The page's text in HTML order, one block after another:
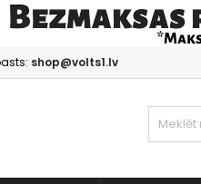
shop@volts1.lv